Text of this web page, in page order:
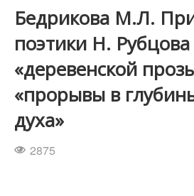
Издательская этика
Список авторов
Бедрикова М.Л.
поэтики Н.
«деревенской
«прорывы в
духа»
2875